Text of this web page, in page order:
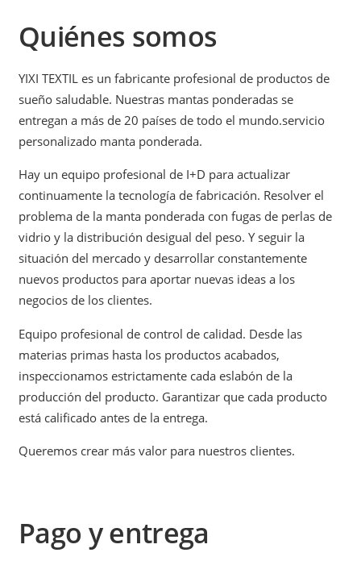
Quiénes somos
YIXI TEXTIL es un fabricante profesional de productos de
sueño saludable. Nuestras mantas ponderadas se
entregan a más de 20 países de todo el mundo.servicio
personalizado manta ponderada.
Hay un equipo profesional de I+D para actualizar
continuamente la tecnología de fabricación. Resolver el
problema de la manta ponderada con fugas de perlas de
vidrio y la distribución desigual del peso. Y seguir la
situación del mercado y desarrollar constantemente
nuevos productos para aportar nuevas ideas a los
negocios de los clientes.
Equipo profesional de control de calidad. Desde las
materias primas hasta los productos acabados,
inspeccionamos estrictamente cada eslabón de la
producción del producto. Garantizar que cada producto
está calificado antes de la entrega.
Queremos crear más valor para nuestros clientes.
Pago y entrega